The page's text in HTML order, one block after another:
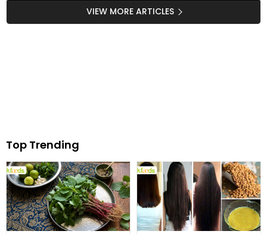
صدیقی نے نجی زندگی کے
راز سے پردہ اٹھا دیا
سوغات سنگھاڑے کے حیرت
انگیز فوائد
VIEW MORE ARTICLES
Top Trending